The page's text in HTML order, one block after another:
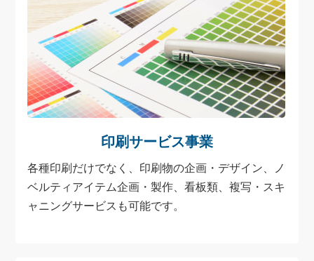
印刷サービス事業
各種印刷だけでなく、印刷物の企画・デザイン、ノ
ベルティアイテム企画・製作、看板類、複写・スキ
ャニングサービスも可能です。